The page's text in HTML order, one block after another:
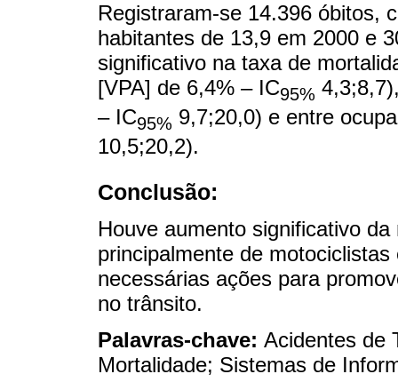
Registraram-se 14.396 óbitos,
habitantes de 13,9 em 2000 e
significativo na taxa de
[VPA] de 6,4% – IC95%
– IC95% 9,7;20,0) e entre
10,5;20,2).
Conclusão:
Houve aumento significativo
principalmente de
necessárias ações para
no trânsito.
Palavras-chave: Acidentes de
Mortalidade; Sistemas de